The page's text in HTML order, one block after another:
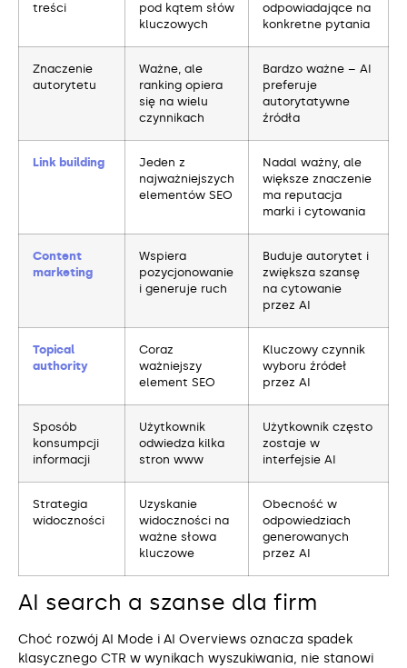
treści
pod kątem słów
kluczowych
odpowiadające na
konkretne pytania
Znaczenie
autorytetu
Ważne, ale
ranking opiera
się na wielu
czynnikach
Bardzo ważne – AI
preferuje
autorytatywne
źródła
Link building
Jeden z
najważniejszych
elementów SEO
Nadal ważny, ale
większe znaczenie
ma reputacja
marki i cytowania
Content
marketing
Wspiera
pozycjonowanie
i generuje ruch
Buduje autorytet i
zwiększa szansę
na cytowanie
przez AI
Topical
authority
Coraz
ważniejszy
element SEO
Kluczowy czynnik
wyboru źródeł
przez AI
Sposób
konsumpcji
informacji
Użytkownik
odwiedza kilka
stron www
Użytkownik często
zostaje w
interfejsie AI
Strategia
widoczności
Uzyskanie
widoczności na
ważne słowa
kluczowe
Obecność w
odpowiedziach
generowanych
przez AI
AI search a szanse dla firm
Choć rozwój AI Mode i AI Overviews oznacza spadek
klasycznego CTR w wynikach wyszukiwania, nie stanowi